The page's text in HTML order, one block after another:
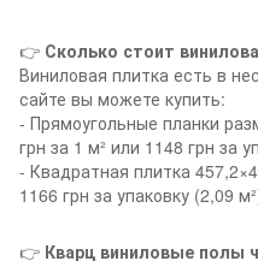
👉 Сколько стоит
Виниловая плитка есть в
сайте вы можете купить:
- Прямоугольные планки
грн за 1 м² или 1148 грн за
- Квадратная плитка
1166 грн за упаковку (2,09
👉 Кварц виниловые полы